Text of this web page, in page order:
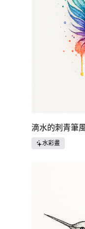
滴水的刺青筆
水彩畫